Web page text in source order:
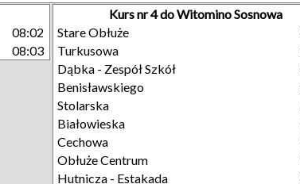
08:02
08:03
Kurs nr 4 do Witomino Sosnowa
Stare Obłuże
Turkusowa
Dąbka - Zespół Szkół
Benisławskiego
Stolarska
Białowieska
Cechowa
Obłuże Centrum
Hutnicza - Estakada